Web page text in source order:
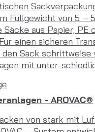
Füllgewicht von 5 –
aus Papier, PE
einen sicheren
Sack
mit unter-
- AROVAC®
von stark mit